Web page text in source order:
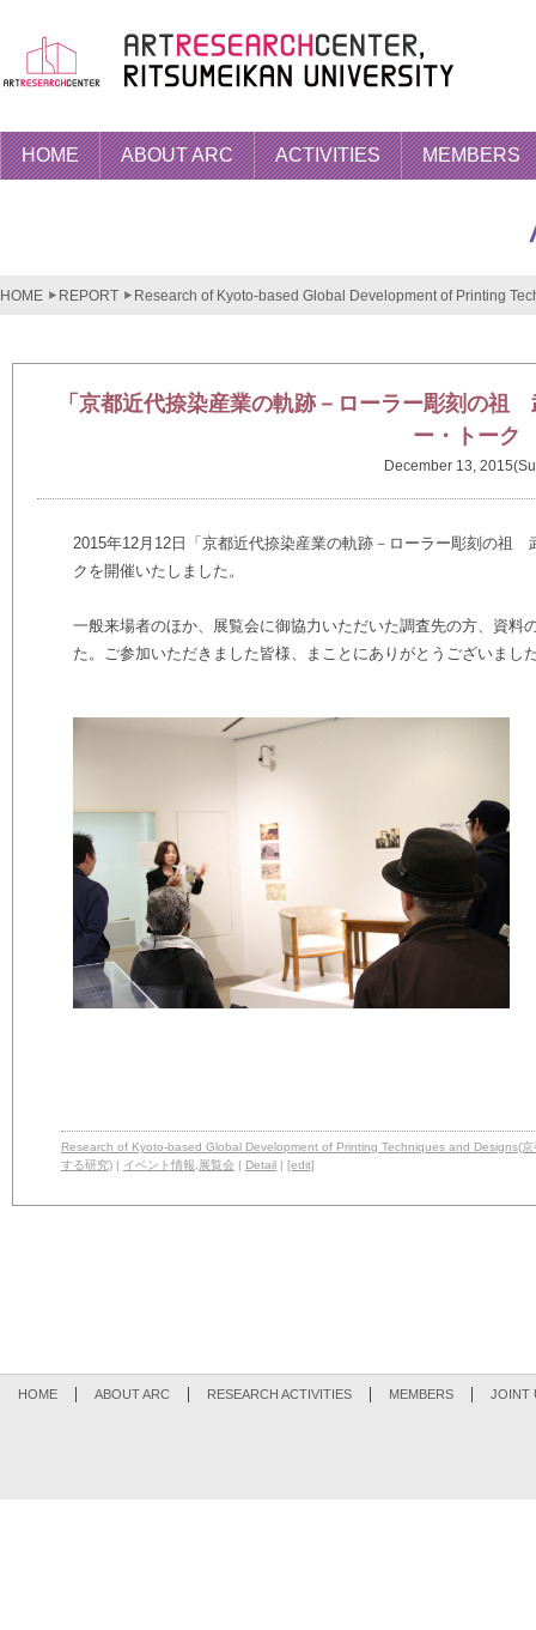
HOME ABOUT ARC ACTIVITIES MEMBERS
HOME REPORT Research of Kyoto-based Global Development of Printing
「京都近代捺染産業の軌跡－ローラー彫刻の
ー・トーク
December 13,
2015年12月12日「京都近代捺染産業の軌跡－ローラー彫刻の祖
クを開催いたしました。
一般来場者のほか、展覧会に御協力いただいた調査先の方、 資料
た。
ご参加いただきました皆様、まことにありがとうございまし
Research of Kyoto-based Global Development of Printing Techniques and Designs(
する研究) | イベント情報 展覧会 | Detail | [edit]
HOME ABOUT ARC RESEARCH ACTIVITIES MEMBERS JOINT